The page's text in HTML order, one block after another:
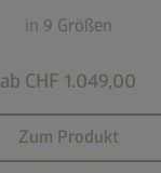
in 9 Größen
ab CHF 1.049,00
Zum Produkt